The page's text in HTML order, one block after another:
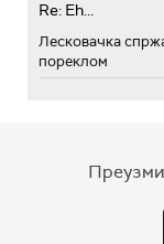
Re: Eh...
Лесковачка
пореклом